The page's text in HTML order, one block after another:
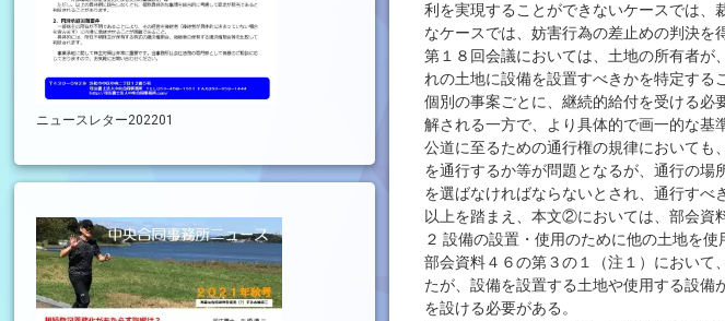
利を実現することができないケースでは、
なケースでは、妨害行為の差止めの判決を
第１８回会議においては、土地の所有者が
れの土地に設備を設置すべきかを特定する
個別の事案ごとに、継続的給付を受ける必
解される一方で、より具体的で画一的な基
公道に至るための通行権の規律においても
を通行するか等が問題となるが、通行の
を選ばなければならないとされ、通行すべ
以上を踏まえ、本文②においては、部会資
２ 設備の設置・使用のために他の土地を
部会資料４６の第３の１（注１）において
たが、設備を設置する土地や使用する設
を設ける必要がある。
ニュースレター202201